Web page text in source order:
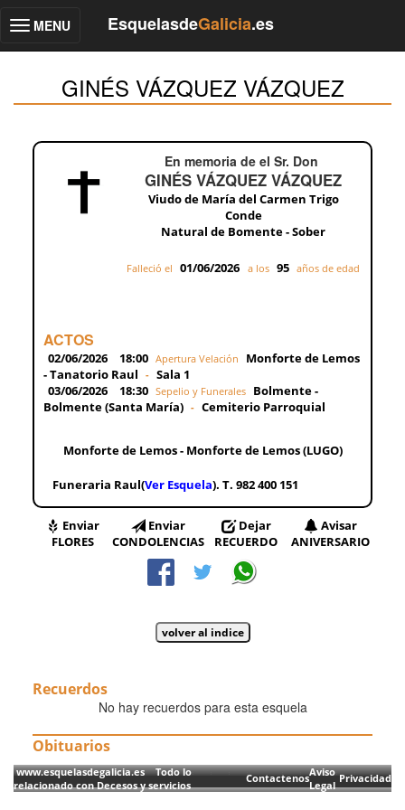
Toggle
MENU EsquelasdeGalicia.es
GINÉS VÁZQUEZ VÁZQUEZ
En memoria de el Sr. Don
GINÉS VÁZQUEZ VÁZQUEZ
Viudo de María del Carmen Trigo
Conde
Natural de Bomente - Sober
Falleció el 01/06/2026 a los 95 años de edad
ACTOS
02/06/2026 18:00 Apertura Velación
Monforte de Lemos
- Tanatorio Raul - Sala 1
03/06/2026
18:30 Sepelio y Funerales Bolmente -
Bolmente (Santa María) - Cemiterio Parroquial
Monforte de Lemos - Monforte de Lemos (LUGO)
Funeraria Raul(Ver Esquela). T. 982 400 151
Enviar
FLORES
Enviar
CONDOLENCIAS
Dejar
RECUERDO
Avisar
ANIVERSARIO
Recuerdos
No hay recuerdos para esta esquela
Obituarios
www.esquelasdegalicia.es Todo lo
relacionado con Decesos y servicios
ContactenosAviso
Legal
Privacidad